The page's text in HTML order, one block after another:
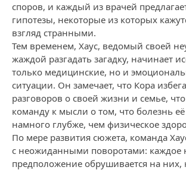
споров, и каждый из врачей
гипотезы, некоторые из которых
взгляд странными.
Тем временем, Хаус, ведомый своей
жаждой разгадать загадку, начинает
только медицинские, но и
ситуации. Он замечает, что Кора
разговоров о своей жизни и семье,
команду к мысли о том, что болезнь её
намного глубже, чем физическое
По мере развития сюжета, команда
с неожиданными поворотами: каждое
предположение обрушивается на них,